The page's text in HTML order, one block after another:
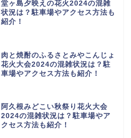
堂ヶ島夕映えの花火2024の混雑
状況は？駐車場やアクセス方法も
紹介！
肉と焼酎のふるさとみやこんじょ
花火大会2024の混雑状況は？駐
車場やアクセス方法も紹介！
阿久根みどこい秋祭り花火大会
2024の混雑状況は？駐車場やア
クセス方法も紹介！